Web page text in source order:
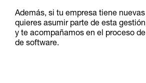
Además, si tu empresa tiene
quieres asumir parte de esta
y te acompañamos en el proceso
de software.